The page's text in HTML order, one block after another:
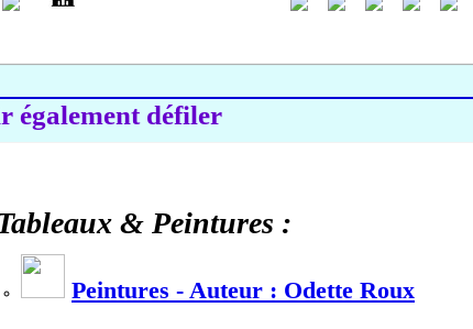
également défiler
& Peintures :
Peintures - Auteur : Odette Roux